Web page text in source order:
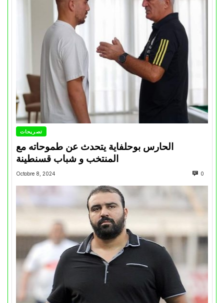
تصريحات
الحارس بوحلفاية يتحدث عن طموحاته مع
المنتخب و شباب قسنطينة
Octobre 8, 2024 0